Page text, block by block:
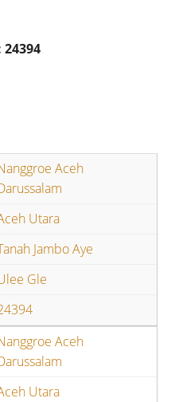
Aceh
Utara
Jambo Aye
Gle
Aceh
Utara